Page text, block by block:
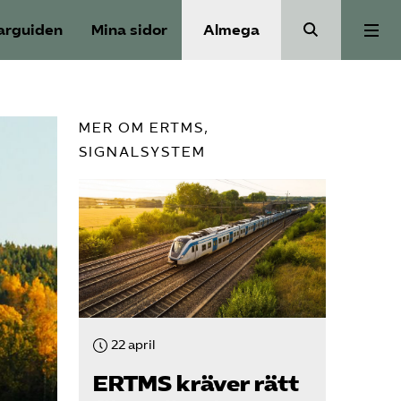
Mina sidor Almega
Reformagenda för järnvägen
Våra frågor
Aktiviteter
Om oss
MER OM ERTMS,
SIGNALSYSTEM
22 april
ERTMS kräver rätt